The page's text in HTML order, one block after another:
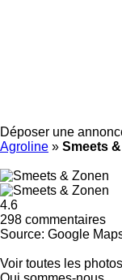
Déposer une
Agroline » Smeets
4.6
298 commentaires
Source: Google
Voir toutes les